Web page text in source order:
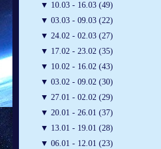
▼ 10.03 - 16.03 (49)
▼ 03.03 - 09.03 (22)
▼ 24.02 - 02.03 (27)
▼ 17.02 - 23.02 (35)
▼ 10.02 - 16.02 (43)
▼ 03.02 - 09.02 (30)
▼ 27.01 - 02.02 (29)
▼ 20.01 - 26.01 (37)
▼ 13.01 - 19.01 (28)
▼ 06.01 - 12.01 (23)